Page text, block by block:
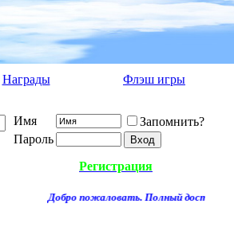
Награды Флэш игры
Имя
Запомнить?
Пароль
Регистрация
Добро пожаловать. Полный доступ к